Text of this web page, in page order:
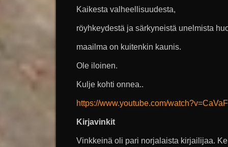
Kaikesta valheellisuudesta,
röyhkeydestä ja särkyneistä unelmista
maailma on kuitenkin kaunis.
Ole iloinen.
Kulje kohti onnea..
https://www.youtube.com/
Kirjavinkit
Vinkkeinä oli pari norjalaista kirjailijaa.